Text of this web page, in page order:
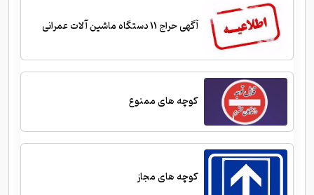
آگهی حراج 11 دستگاه ماشین آلات عمرانی
کوچه های ممنوع
کوچه های مجاز